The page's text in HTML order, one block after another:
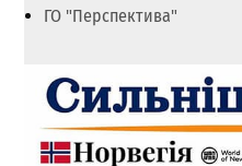
ГО "Перспектива"